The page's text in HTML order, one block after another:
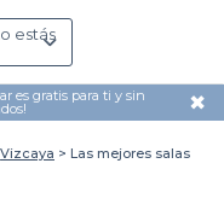
estás
es gratis para ti y sin ✖
Vizcaya
Las mejores salas